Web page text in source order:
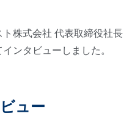
ト株式会社 代表取締役社長
ンタビューしました。
ュー